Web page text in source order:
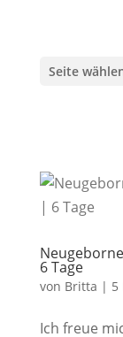
Seite
6 Tage
von Britta | 5
Ich freue